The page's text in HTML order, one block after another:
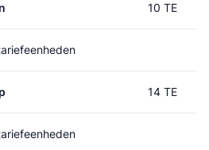
10 TE
14 TE